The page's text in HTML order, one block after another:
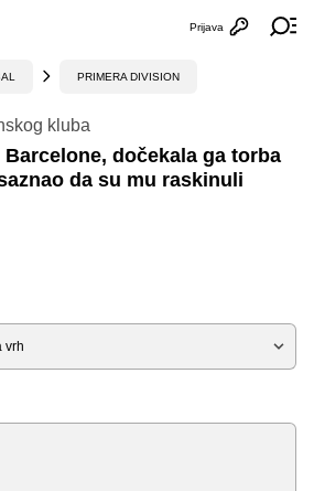
Otvori
Prijava
PRIMERA DIVISION
kluba
dočekala ga torba
da su mu raskinuli